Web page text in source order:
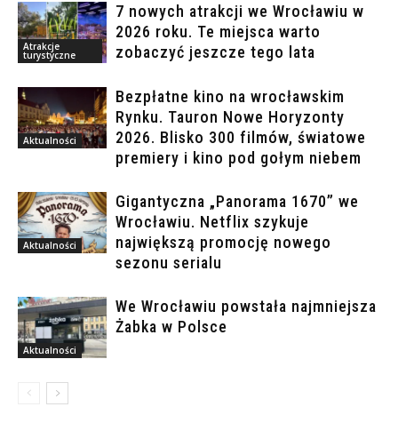
Atrakcje
turystyczne
7 nowych atrakcji we Wrocławiu w
2026 roku. Te miejsca warto
zobaczyć jeszcze tego lata
Aktualności
Bezpłatne kino na wrocławskim
Rynku. Tauron Nowe Horyzonty
2026. Blisko 300 filmów, światowe
premiery i kino pod gołym niebem
Aktualności
Gigantyczna „Panorama 1670” we
Wrocławiu. Netflix szykuje
największą promocję nowego
sezonu serialu
Aktualności
We Wrocławiu powstała najmniejsza
Żabka w Polsce